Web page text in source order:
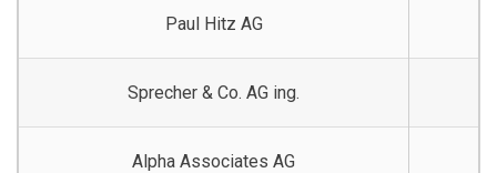
Paul Hitz AG
Sprecher & Co. AG ing.
Alpha Associates AG